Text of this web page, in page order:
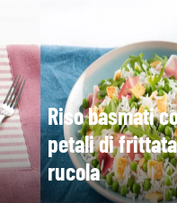
Riso basmati
petali di
rucola